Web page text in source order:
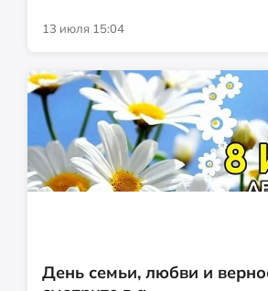
13 июля 15:04
День семьи, любви и